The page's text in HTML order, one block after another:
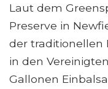
Laut dem
Preserve in
der traditionellen
in den
Gallonen